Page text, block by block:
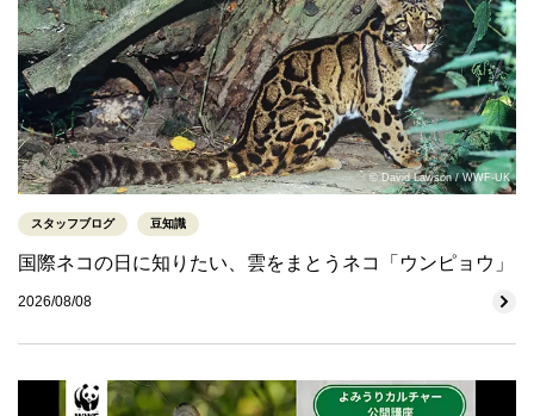
© David Lawson / WWF-UK
スタッフブログ 豆知識
国際ネコの日に知りたい、雲をまとうネコ「ウンピョウ」
2026/08/08